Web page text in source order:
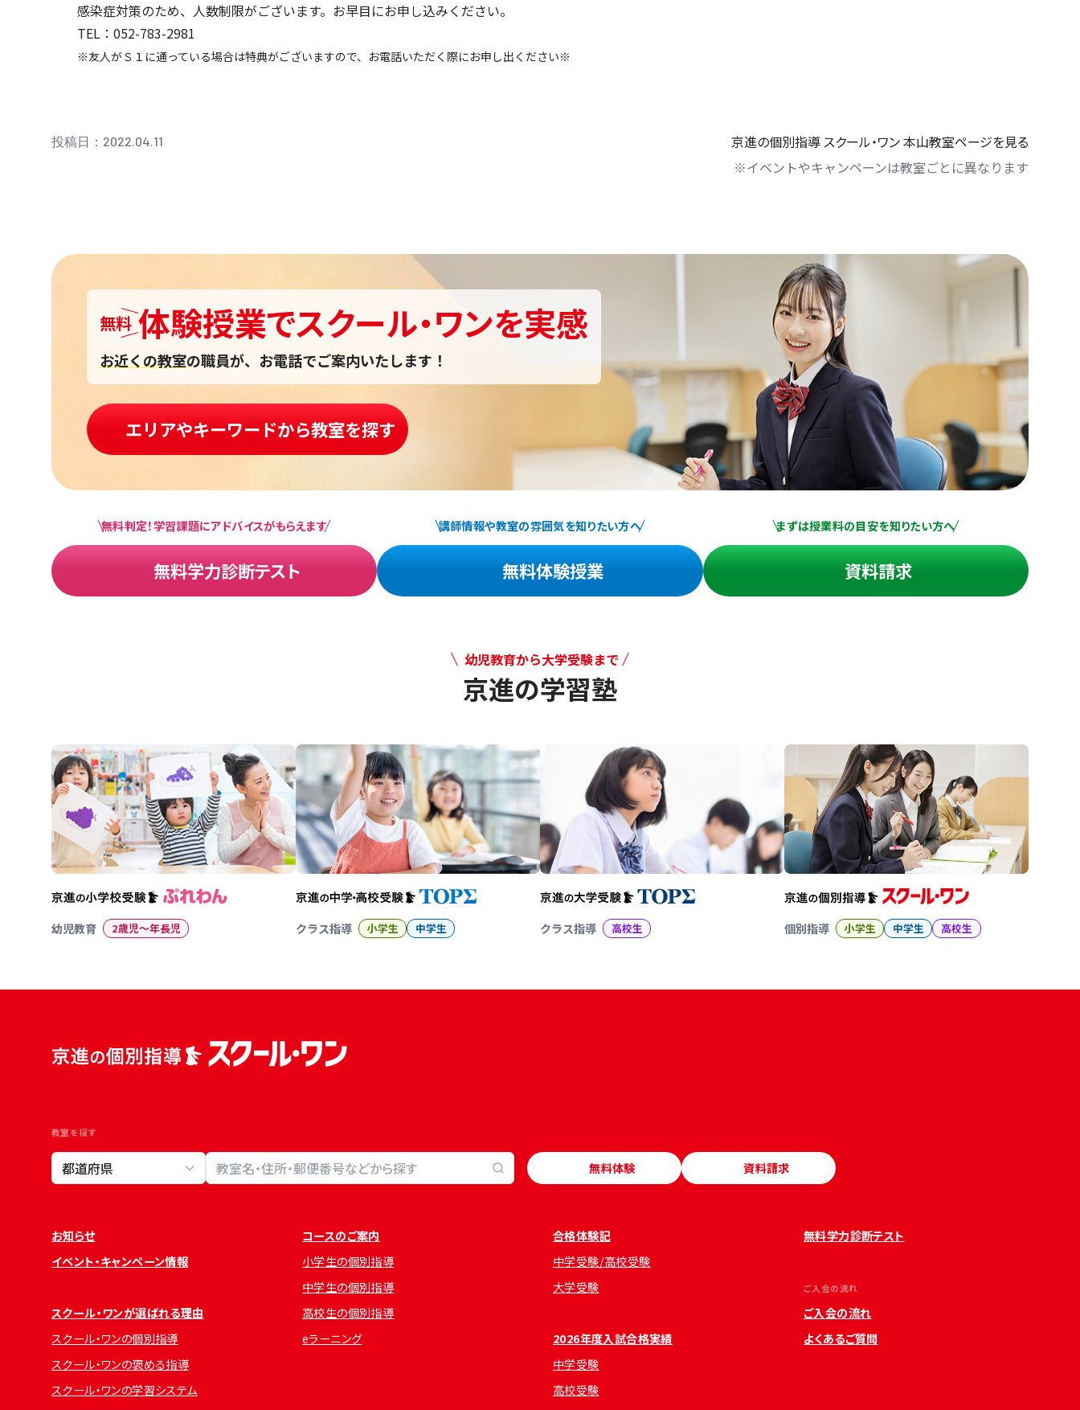
感染症対策のため、人数制限がございます。お早目にお申し込みください。
TEL：052-783-2981
※友人がＳ１に通っている場合は特典がございますので、お電話いただく際にお申し出ください※
京進の個別指導 スクール・ワン 本山教室ページを見る
※イベントやキャンペーンは教室ごとに異なります
投稿日：2022.04.11
無料 体験授業でスクール・ワンを実感
お近くの教室の職員が、お電話でご案内いたします！
エリアやキーワードから教室を探す
無料判定！学習課題にアドバイスがもらえます
無料学力診断テスト
講師情報や教室の雰囲気を知りたい方へ
無料体験授業
まずは授業料の目安を知りたい方へ
資料請求
幼児教育から大学受験まで
京進の学習塾
幼児教育 2歳児〜年長児 クラス指導 小学生 中学生 クラス指導 高校生 個別指導 小学生 中学生 高校生
教室を探す
教室検索 無料体験 資料請求
お知らせ
イベント・キャンペーン情報
スクール・ワンが選ばれる理由
スクール・ワンの個別指導
スクール・ワンの褒める指導
スクール・ワンの学習システム
コースのご案内
小学生の個別指導
中学生の個別指導
高校生の個別指導
eラーニング
合格体験記
中学受験/高校受験
大学受験
2026年度入試合格実績
中学受験
高校受験
無料学力診断テスト
ご入会の流れ
ご入会の流れ
よくあるご質問